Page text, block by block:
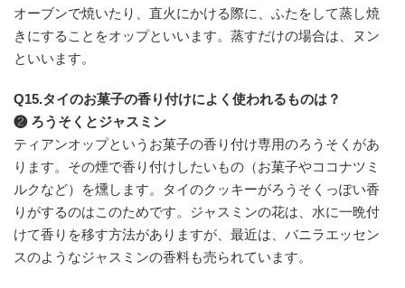
オーブンで焼いたり、直火にかける際に、ふたをして蒸し焼
きにすることをオップといいます。蒸すだけの場合は、ヌン
といいます。
Q15.タイのお菓子の香り付けによく使われるものは？
❷ ろうそくとジャスミン
ティアンオップというお菓子の香り付け専用のろうそくがあ
ります。その煙で香り付けしたいもの（お菓子やココナツミ
ルクなど）を燻します。タイのクッキーがろうそくっぽい香
りがするのはこのためです。ジャスミンの花は、水に一晩付
けて香りを移す方法がありますが、最近は、バニラエッセン
スのようなジャスミンの香料も売られています。